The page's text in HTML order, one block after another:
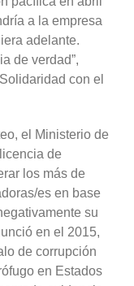
a la empresa
adelante.
de verdad”,
con el
el Ministerio de
de
los más de
es en base
su
en el 2015,
de corrupción
en Estados